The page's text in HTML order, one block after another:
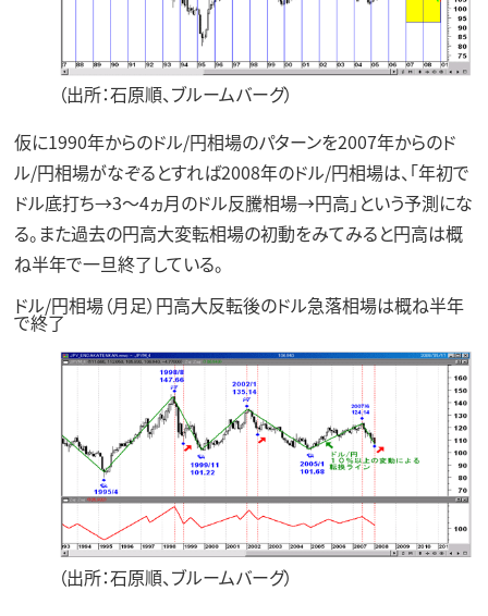
（出所：石原順、ブルームバーグ）
仮に1990年からのドル/円相場のパターンを2007年からのド
ル/円相場がなぞるとすれば2008年のドル/円相場は、「年初で
ドル底打ち→3～4ヵ月のドル反騰相場→円高」という予測にな
る。また過去の円高大変転相場の初動をみてみると円高は概
ね半年で一旦終了している。
ドル/円相場（月足）円高大反転後のドル急落相場は概ね半年
で終了
（出所：石原順、ブルームバーグ）